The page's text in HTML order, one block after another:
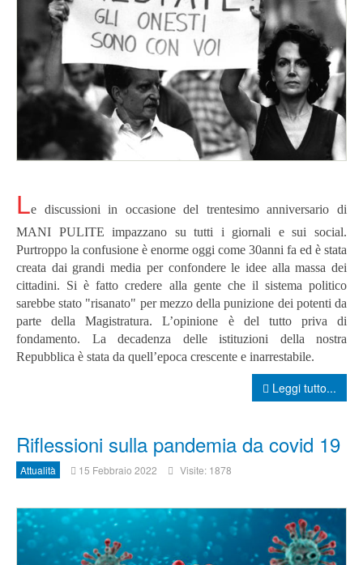
Le discussioni in occasione del trentesimo anniversario di
MANI PULITE impazzano su tutti i giornali e sui social.
Purtroppo la confusione è enorme oggi come 30anni fa ed è stata
creata dai grandi media per confondere le idee alla massa dei
cittadini. Si è fatto credere alla gente che il sistema politico
sarebbe stato "risanato" per mezzo della punizione dei potenti da
parte della Magistratura.L’opinione è del tutto priva di
fondamento. La decadenza delle istituzioni della nostra
Repubblica è stata da quell’epoca crescente e inarrestabile.
Leggi tutto...
Riflessioni sulla pandemia da covid 19
Attualità 15 Febbraio 2022 Visite: 1878